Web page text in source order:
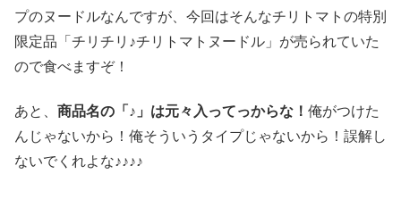
プのヌードルなんですが、今回はそんなチリトマトの特別
限定品「チリチリ♪チリトマトヌードル」が売られていた
ので食べますぞ！
あと、 商品名の「♪」は元々入ってっからな！ 俺がつけた
んじゃないから！俺そういうタイプじゃないから！誤解し
ないでくれよな♪♪♪♪